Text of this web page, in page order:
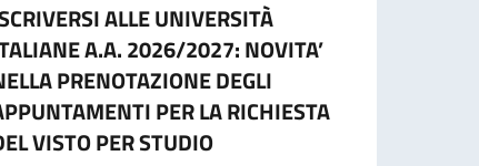
ALLE UNIVERSITÀ
A.A. 2026/2027: NOVITA’
PRENOTAZIONE DEGLI
PER LA RICHIESTA
VISTO PER STUDIO